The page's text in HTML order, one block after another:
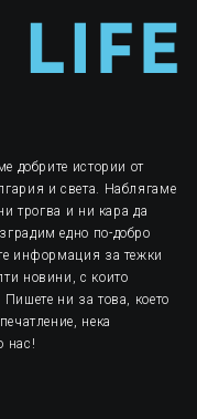
добрите истории от
и света. Наблягаме
трогва и ни кара да
едно по-добро
информация за тежки
новини, с които
ни за това, което
нека
нас!